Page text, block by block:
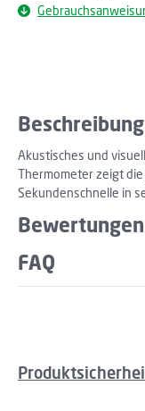
Beschreibung
Akustisches und
Thermometer zeigt
Sekundenschnelle in
Bewertungen
FAQ